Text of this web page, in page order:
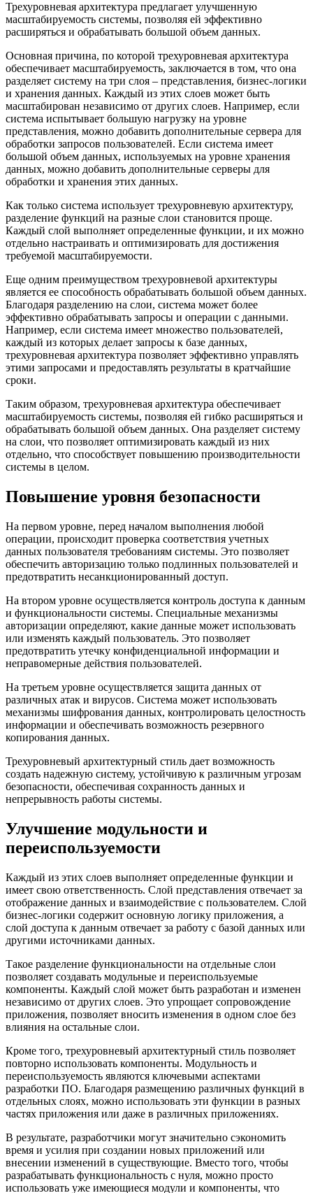
Трехуровневая архитектура предлагает улучшенную
масштабируемость системы, позволяя ей эффективно
расширяться и обрабатывать большой объем данных.
Основная причина, по которой трехуровневая архитектура
обеспечивает масштабируемость, заключается в том, что она
разделяет систему на три слоя – представления, бизнес-логики
и хранения данных. Каждый из этих слоев может быть
масштабирован независимо от других слоев. Например, если
система испытывает большую нагрузку на уровне
представления, можно добавить дополнительные сервера для
обработки запросов пользователей. Если система имеет
большой объем данных, используемых на уровне хранения
данных, можно добавить дополнительные серверы для
обработки и хранения этих данных.
Как только система использует трехуровневую архитектуру,
разделение функций на разные слои становится проще.
Каждый слой выполняет определенные функции, и их можно
отдельно настраивать и оптимизировать для достижения
требуемой масштабируемости.
Еще одним преимуществом трехуровневой архитектуры
является ее способность обрабатывать большой объем данных.
Благодаря разделению на слои, система может более
эффективно обрабатывать запросы и операции с данными.
Например, если система имеет множество пользователей,
каждый из которых делает запросы к базе данных,
трехуровневая архитектура позволяет эффективно управлять
этими запросами и предоставлять результаты в кратчайшие
сроки.
Таким образом, трехуровневая архитектура обеспечивает
масштабируемость системы, позволяя ей гибко расширяться и
обрабатывать большой объем данных. Она разделяет систему
на слои, что позволяет оптимизировать каждый из них
отдельно, что способствует повышению производительности
системы в целом.
Повышение уровня безопасности
На первом уровне, перед началом выполнения любой
операции, происходит проверка соответствия учетных
данных пользователя требованиям системы. Это позволяет
обеспечить авторизацию только подлинных пользователей и
предотвратить несанкционированный доступ.
На втором уровне осуществляется контроль доступа к данным
и функциональности системы. Специальные механизмы
авторизации определяют, какие данные может использовать
или изменять каждый пользователь. Это позволяет
предотвратить утечку конфиденциальной информации и
неправомерные действия пользователей.
На третьем уровне осуществляется защита данных от
различных атак и вирусов. Система может использовать
механизмы шифрования данных, контролировать целостность
информации и обеспечивать возможность резервного
копирования данных.
Трехуровневый архитектурный стиль дает возможность
создать надежную систему, устойчивую к различным угрозам
безопасности, обеспечивая сохранность данных и
непрерывность работы системы.
Улучшение модульности и
переиспользуемости
Каждый из этих слоев выполняет определенные функции и
имеет свою ответственность. Слой представления отвечает за
отображение данных и взаимодействие с пользователем. Слой
бизнес-логики содержит основную логику приложения, а
слой доступа к данным отвечает за работу с базой данных или
другими источниками данных.
Такое разделение функциональности на отдельные слои
позволяет создавать модульные и переиспользуемые
компоненты. Каждый слой может быть разработан и изменен
независимо от других слоев. Это упрощает сопровождение
приложения, позволяет вносить изменения в одном слое без
влияния на остальные слои.
Кроме того, трехуровневый архитектурный стиль позволяет
повторно использовать компоненты. Модульность и
переиспользуемость являются ключевыми аспектами
разработки ПО. Благодаря размещению различных функций в
отдельных слоях, можно использовать эти функции в разных
частях приложения или даже в различных приложениях.
В результате, разработчики могут значительно сэкономить
время и усилия при создании новых приложений или
внесении изменений в существующие. Вместо того, чтобы
разрабатывать функциональность с нуля, можно просто
использовать уже имеющиеся модули и компоненты, что